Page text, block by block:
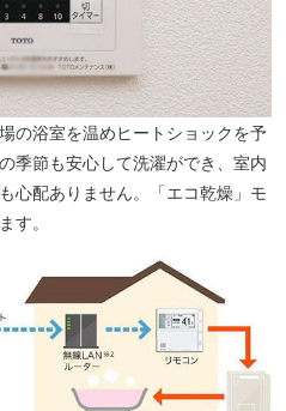
）
の浴室を温めヒートショックを予
季節も安心して洗濯ができ、室内
心配ありません。「エコ乾燥」モ
す。